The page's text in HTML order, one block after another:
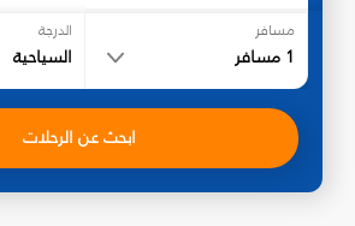
مسافر
1 مسافر
الدرجة
السياحية
ابحث عن الرحلات